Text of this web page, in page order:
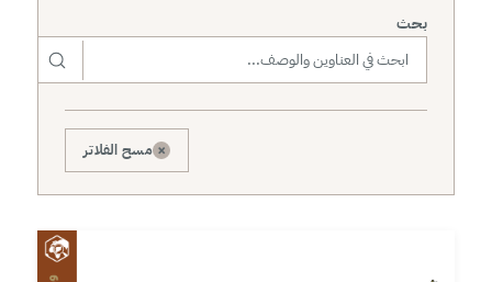
بحث
× مسح الفلاتر